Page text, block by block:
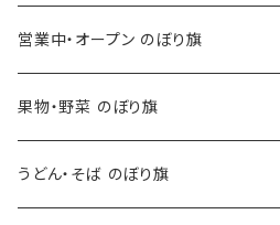
営業中・オープン のぼり旗
果物・野菜 のぼり旗
うどん・そば のぼり旗